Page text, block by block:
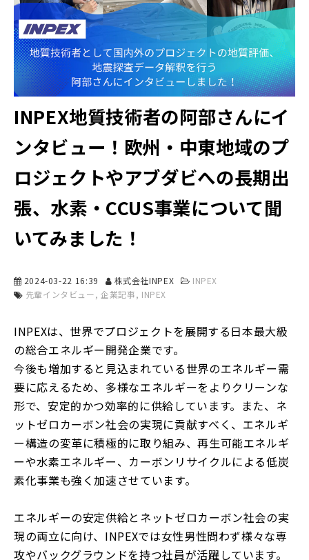
インターンシップ体験談
INPEX地質技術者の阿部さんにイ
ンタビュー！欧州・中東地域のプ
ロジェクトやアブダビへの長期出
張、水素・CCUS事業について聞
いてみました！
2024-03-22 16:39 株式会社INPEX
INPEX
先輩インタビュー 企業記事 INPEX
INPEXは、世界でプロジェクトを展開する日本最大級
の総合エネルギー開発企業です。
今後も増加すると見込まれている世界のエネルギー需
要に応えるため、多様なエネルギーをよりクリーンな
形で、安定的かつ効率的に供給しています。また、ネ
ットゼロカーボン社会の実現に貢献すべく、エネルギ
ー構造の変革に積極的に取り組み、再生可能エネルギ
ーや水素エネルギー、カーボンリサイクルによる低炭
素化事業も強く加速させています。
エネルギーの安定供給とネットゼロカーボン社会の実
現の両立に向け、INPEXでは女性男性問わず様々な専
攻やバックグラウンドを持つ社員が活躍しています。